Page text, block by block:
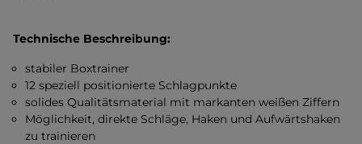
Technische Beschreibung:
stabiler Boxtrainer
12 speziell positionierte Schlagpunkte
solides Qualitätsmaterial mit markanten weißen Ziffern
Möglichkeit, direkte Schläge, Haken und Aufwärtshaken
zu trainieren